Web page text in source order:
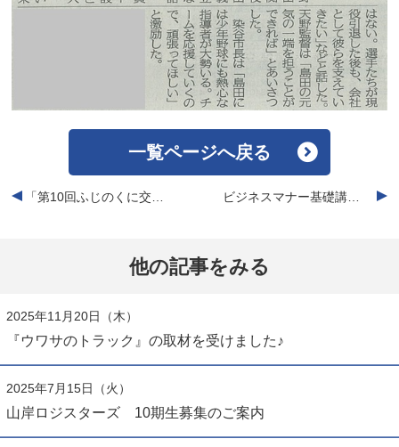
一覧ページへ戻る
「第10回ふじのくに交通安全県民フェア」に当社車両が展示されました ビジネスマナー基礎講習会を行ないました
他の記事をみる
2025年11月20日（木）
『ウワサのトラック』の取材を受けました♪
2025年7月15日（火）
山岸ロジスターズ 10期生募集のご案内